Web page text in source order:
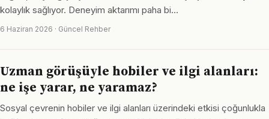
kolaylık sağlıyor. Deneyim aktarımı paha bi…
6 Haziran 2026 · Güncel Rehber
Uzman görüşüyle hobiler ve ilgi alanları:
ne işe yarar, ne yaramaz?
Sosyal çevrenin hobiler ve ilgi alanları üzerindeki etkisi çoğunlukla